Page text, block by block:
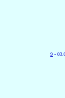
9 -